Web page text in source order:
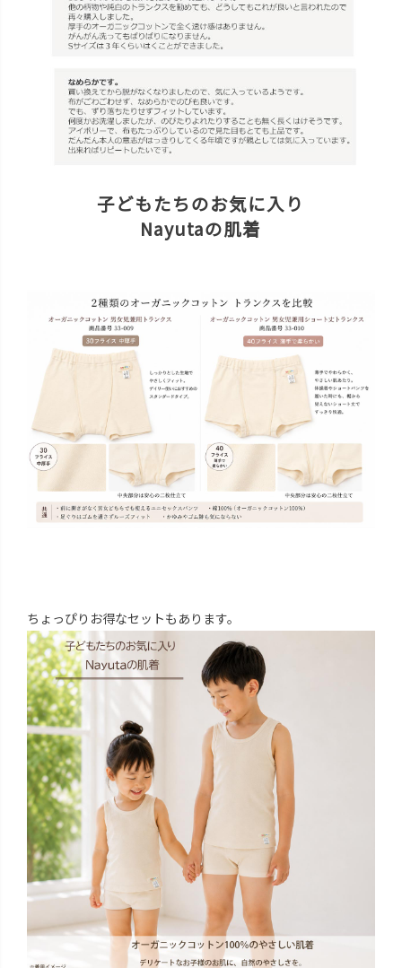
子どもたちのお気に入り
Nayutaの肌着
ちょっぴりお得なセットもあります。